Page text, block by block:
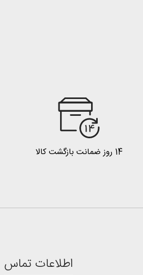
14 روز ضمانت بازگشت کالا
اطلاعات تماس